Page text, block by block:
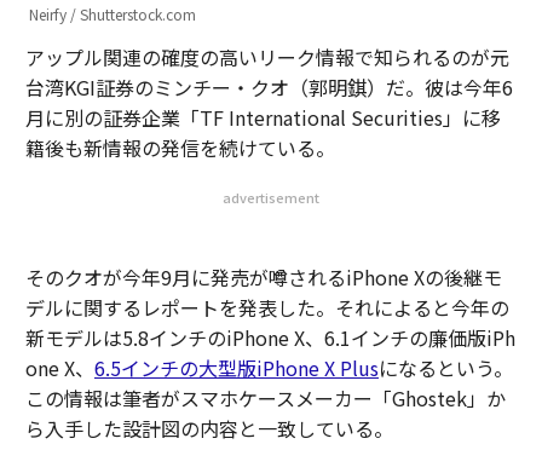
Neirfy / Shutterstock.com
アップル関連の確度の高いリーク情報で知られるのが元
台湾KGI証券のミンチー・クオ（郭明錤）だ。彼は今年6
月に別の証券企業「TF International Securities」に移
籍後も新情報の発信を続けている。
advertisement
そのクオが今年9月に発売が噂されるiPhone Xの後継モ
デルに関するレポートを発表した。それによると今年の
新モデルは5.8インチのiPhone X、6.1インチの廉価版iPh
one X、 6.5インチの大型版iPhone X Plusになるという。
この情報は筆者がスマホケースメーカー「Ghostek」か
ら入手した設計図の内容と一致している。